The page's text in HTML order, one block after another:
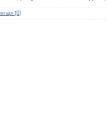
(0)